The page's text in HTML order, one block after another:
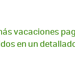
vacaciones
en un